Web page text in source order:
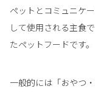
ペットとコミュニケ
して使用される主食
たペットフードです。
一般的には「おやつ